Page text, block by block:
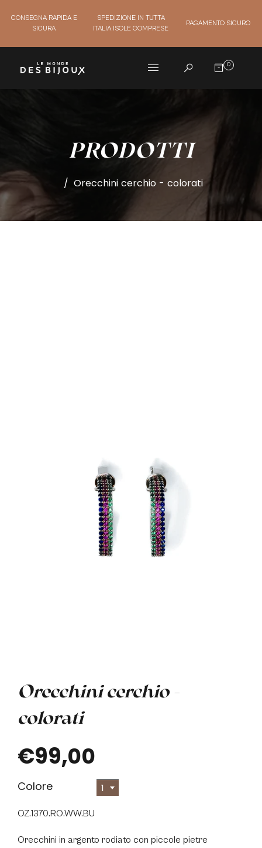
CONSEGNA RAPIDA E
SICURA
SPEDIZIONE IN TUTTA
ITALIA ISOLE COMPRESE
PAGAMENTO SICURO
0
PRODOTTI
/ Orecchini cerchio - colorati
Orecchini cerchio -
colorati
€99,00
Colore 1
OZ.1370.RO.WW.BU
Orecchini in argento rodiato con piccole pietre